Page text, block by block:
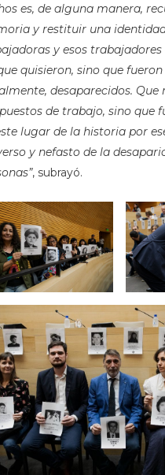
es, de alguna manera,
y restituir una
y esos trabajadores
quisieron, sino que
desaparecidos. Que
de trabajo, sino que
lugar de la historia por
y nefasto de la
, subrayó.